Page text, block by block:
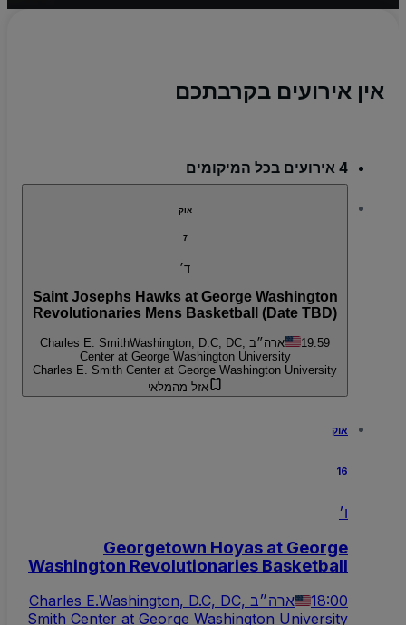
אין אירועים בקרבתכם
אוק
Saint Josephs Hawks at George Washington
Revolutionaries Mens Basketball (Date TBD)
19:59 Washington, D.C, DC, ארה״ב
Charles E. Smith
Center at George Washington University
Charles E. Smith Center at George Washington University
אזל מהמלאי
אוק
Georgetown Hoyas at George
Washington Revolutionaries Basketball
18:00 Washington, D.C, DC, ארה״ב
Charles E.
Smith Center at George Washington University